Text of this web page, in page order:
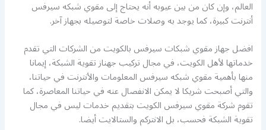
العالم، وإن كان من بين عيوبه أنه يحتاج إلى مقوي شبكه سيرفس
أنترنت كبيرة، كما يوجد به وصلات خاصة لتوصيله بجهاز آخر.
افضل جهاز مقوي شبكات سيرفس بالكويت من الشركات التي تقدم
خدماتها لأهل الكويت، في مجال تركيب جهناز تقوية الشبكة، إيمانا
منها بأهمية مقوي شبكه سيرفس المعلومات والأنترنت في حياتنا،
والتي أصبحت شريكا لا يمكن الانفصال عنه في حياتنا المعاصرة، كما
تقوم شركة مقوي سيرفس الكويت بتقديم خدمات ليس في مجال
تقوية الشبكة فحسب، بل الانتركم والستالايت أيضا.